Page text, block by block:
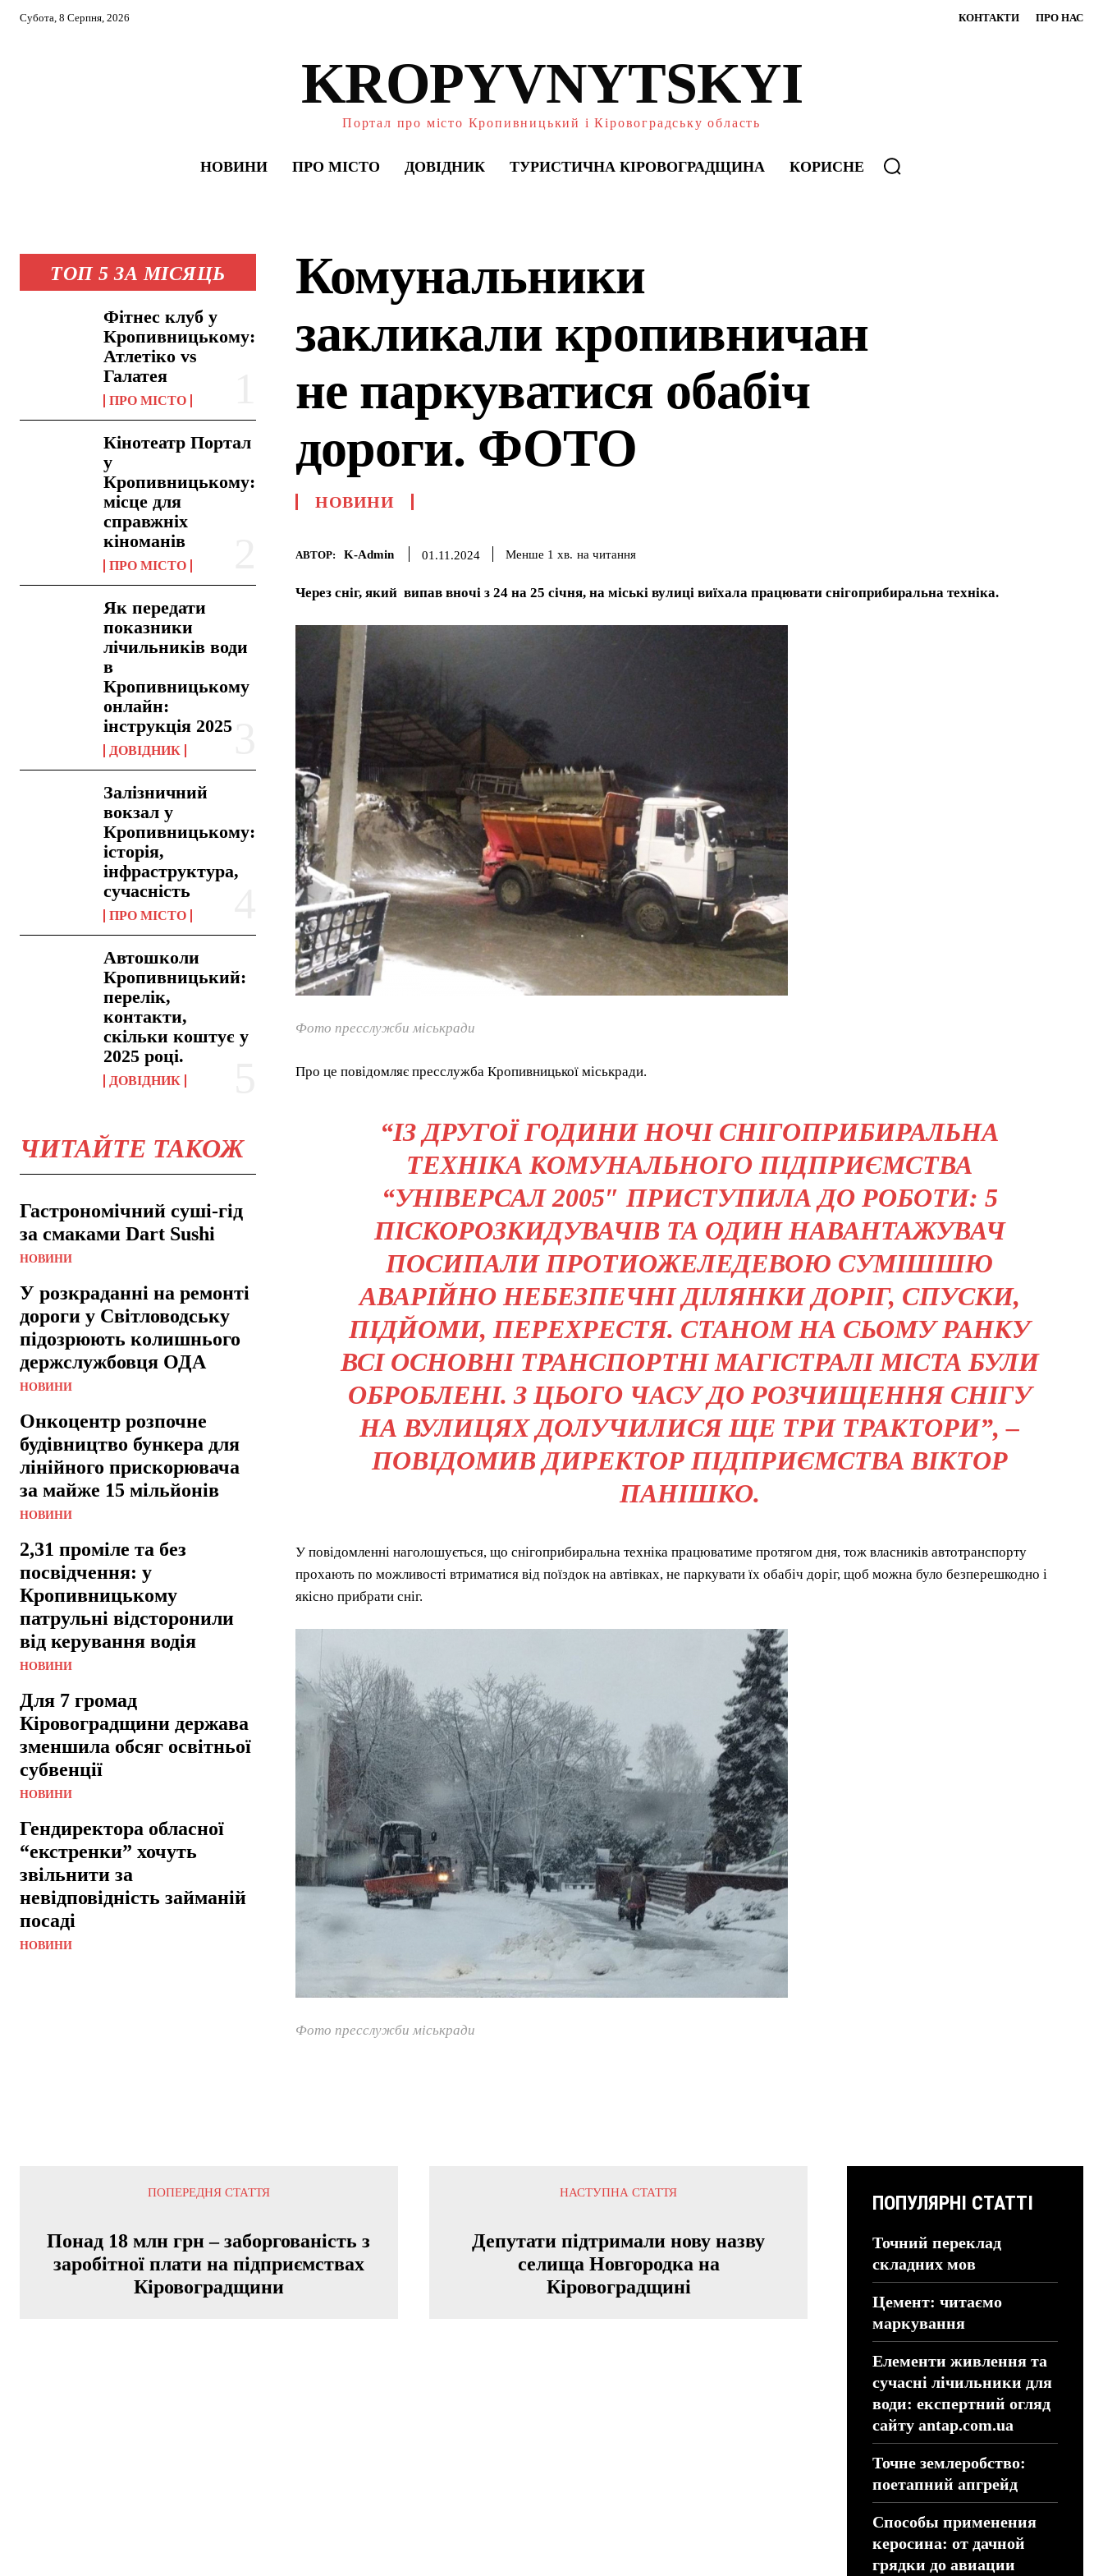
Субота, 8 Серпня, 2026 КОНТАКТИ ПРО НАС
KROPYVNYTSKYI
Портал про місто Кропивницький і Кіровоградську область
НОВИНИ ПРО МІСТО ДОВІДНИК ТУРИСТИЧНА КІРОВОГРАДЩИНА КОРИСНЕ
ТОП 5 ЗА МІСЯЦЬ
Фітнес клуб у
Кропивницькому:
Атлетіко vs
Галатея
ПРО МІСТО
Кінотеатр Портал
у
Кропивницькому:
місце для
справжніх
кіноманів
ПРО МІСТО
Як передати
показники
лічильників води
в
Кропивницькому
онлайн:
інструкція 2025
ДОВІДНИК
Залізничний
вокзал у
Кропивницькому:
історія,
інфраструктура,
сучасність
ПРО МІСТО
Автошколи
Кропивницький:
перелік,
контакти,
скільки коштує у
2025 році.
ДОВІДНИК
ЧИТАЙТЕ ТАКОЖ
Гастрономічний суші-гід
за смаками Dart Sushi
НОВИНИ
У розкраданні на ремонті
дороги у Світловодську
підозрюють колишнього
держслужбовця ОДА
НОВИНИ
Онкоцентр розпочне
будівництво бункера для
лінійного прискорювача
за майже 15 мільйонів
НОВИНИ
2,31 проміле та без
посвідчення: у
Кропивницькому
патрульні відсторонили
від керування водія
НОВИНИ
Для 7 громад
Кіровоградщини держава
зменшила обсяг освітньої
субвенції
НОВИНИ
Гендиректора обласної
“екстренки” хочуть
звільнити за
невідповідність займаній
посаді
НОВИНИ
Комунальники
закликали кропивничан
не паркуватися обабіч
дороги. ФОТО
НОВИНИ
АВТОР: K-Admin 01.11.2024 Менше 1 хв. на читання
Через сніг, який випав вночі з 24 на 25 січня, на міські вулиці виїхала працювати снігоприбиральна техніка.
Фото пресслужби міськради
Про це повідомляє пресслужба Кропивницької міськради.
“ІЗ ДРУГОЇ ГОДИНИ НОЧІ СНІГОПРИБИРАЛЬНА
ТЕХНІКА КОМУНАЛЬНОГО ПІДПРИЄМСТВА
“УНІВЕРСАЛ 2005″ ПРИСТУПИЛА ДО РОБОТИ: 5
ПІСКОРОЗКИДУВАЧІВ ТА ОДИН НАВАНТАЖУВАЧ
ПОСИПАЛИ ПРОТИОЖЕЛЕДЕВОЮ СУМІШШЮ
АВАРІЙНО НЕБЕЗПЕЧНІ ДІЛЯНКИ ДОРІГ, СПУСКИ,
ПІДЙОМИ, ПЕРЕХРЕСТЯ. СТАНОМ НА СЬОМУ РАНКУ
ВСІ ОСНОВНІ ТРАНСПОРТНІ МАГІСТРАЛІ МІСТА БУЛИ
ОБРОБЛЕНІ. З ЦЬОГО ЧАСУ ДО РОЗЧИЩЕННЯ СНІГУ
НА ВУЛИЦЯХ ДОЛУЧИЛИСЯ ЩЕ ТРИ ТРАКТОРИ”, –
ПОВІДОМИВ ДИРЕКТОР ПІДПРИЄМСТВА ВІКТОР
ПАНІШКО.
У повідомленні наголошується, що снігоприбиральна техніка працюватиме протягом дня, тож власників автотранспорту
прохають по можливості втриматися від поїздок на автівках, не паркувати їх обабіч доріг, щоб можна було безперешкодно і
якісно прибрати сніг.
Фото пресслужби міськради
ПОПЕРЕДНЯ СТАТТЯ
Понад 18 млн грн – заборгованість з
заробітної плати на підприємствах
Кіровоградщини
НАСТУПНА СТАТТЯ
Депутати підтримали нову назву
селища Новгородка на
Кіровоградщині
ПОПУЛЯРНІ СТАТТІ
Точний переклад
складних мов
Цемент: читаємо
маркування
Елементи живлення та
сучасні лічильники для
води: експертний огляд
сайту antap.com.ua
Точне землеробство:
поетапний апгрейд
Способы применения
керосина: от дачной
грядки до авиации